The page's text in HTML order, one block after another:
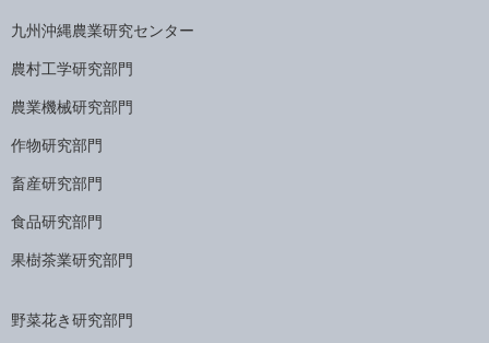
九州沖縄農業研究センター
農村工学研究部門
農業機械研究部門
作物研究部門
畜産研究部門
食品研究部門
果樹茶業研究部門
野菜花き研究部門